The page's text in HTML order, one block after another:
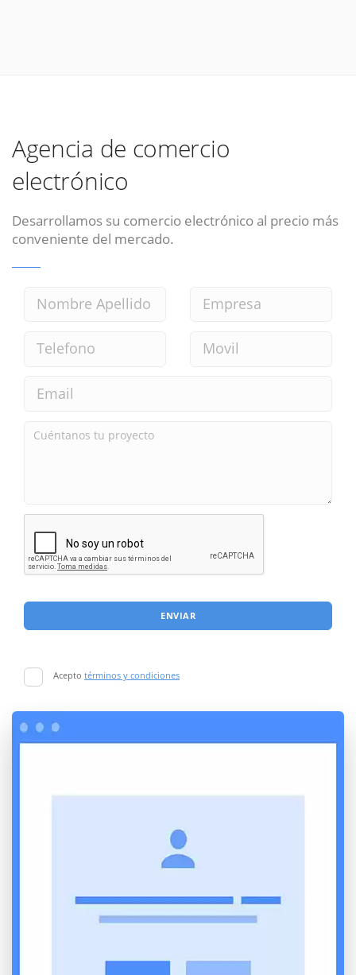
Agencia de comercio
electrónico
Desarrollamos su comercio electrónico al precio más
conveniente del mercado.
ENVIAR
Acepto términos y condiciones